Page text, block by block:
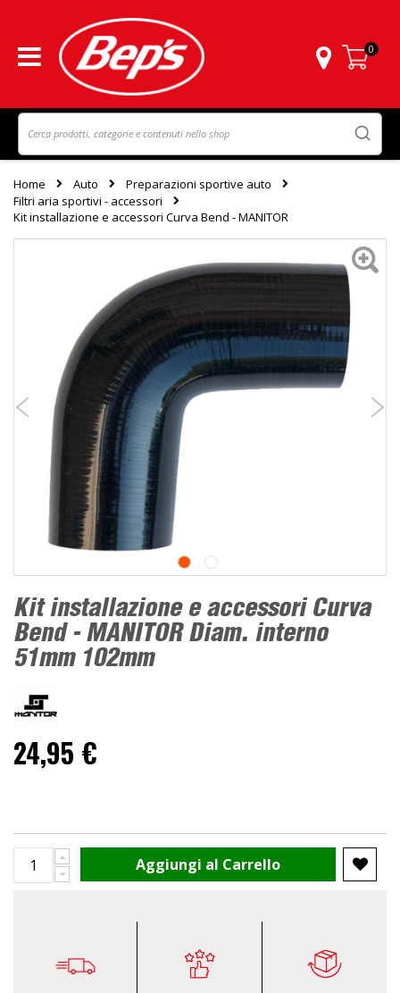
Carrello
0
Home Auto
Preparazioni sportive auto
Filtri aria sportivi - accessori
Kit installazione e accessori Curva Bend - MANITOR
Kit installazione e accessori Curva
Bend - MANITOR Diam. interno
51mm 102mm
24,95 €
Aggiungi al Carrello